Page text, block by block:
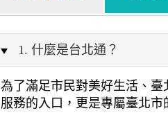
1. 什麼是台北通？
為了滿足市民對美好生活、臺
服務的入口，更是專屬臺北